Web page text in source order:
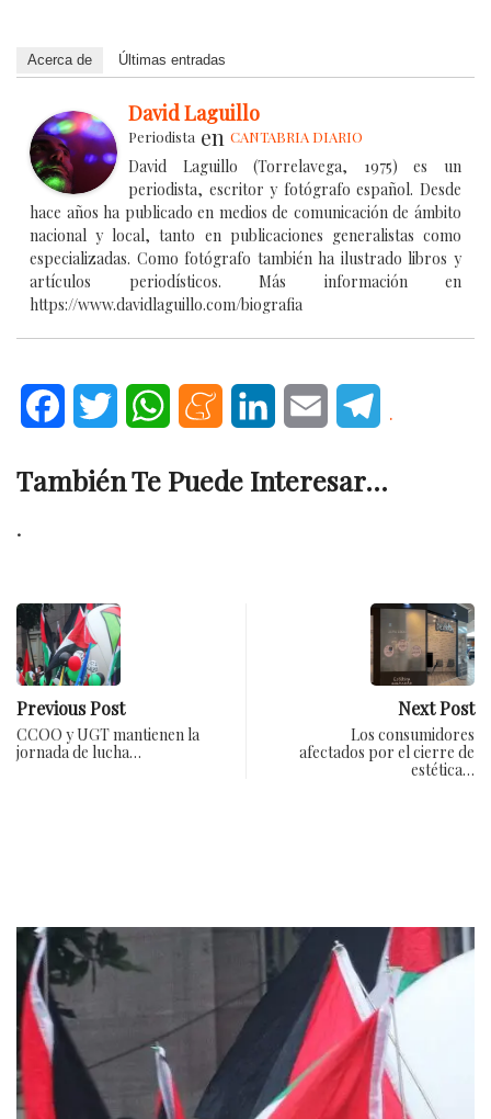
Acerca de Últimas entradas
David Laguillo
Periodista en CANTABRIA DIARIO
David Laguillo (Torrelavega, 1975) es un
periodista, escritor y fotógrafo español. Desde
hace años ha publicado en medios de comunicación de ámbito
nacional y local, tanto en publicaciones generalistas como
especializadas. Como fotógrafo también ha ilustrado libros y
artículos periodísticos. Más información en
https://www.davidlaguillo.com/biografia
FacebookTwitter WhatsAppMeneameLinkedInEmail .
También Te Puede Interesar...
.
Previous Post
CCOO y UGT mantienen la
jornada de lucha…
Next Post
Los consumidores
afectados por el cierre de
estética…